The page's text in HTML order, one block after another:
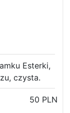
Esterki,
czysta.
50 PLN